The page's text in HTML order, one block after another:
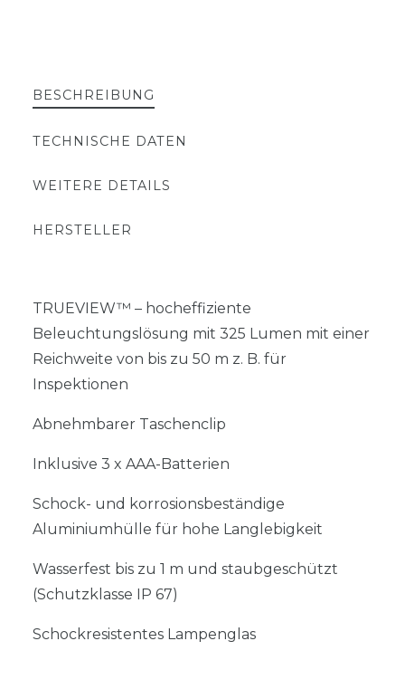
BESCHREIBUNG
TECHNISCHE DATEN
WEITERE DETAILS
HERSTELLER
TRUEVIEW™ – hocheffiziente
Beleuchtungslösung mit 325 Lumen mit einer
Reichweite von bis zu 50 m z. B. für
Inspektionen
Abnehmbarer Taschenclip
Inklusive 3 x AAA-Batterien
Schock- und korrosionsbeständige
Aluminiumhülle für hohe Langlebigkeit
Wasserfest bis zu 1 m und staubgeschützt
(Schutzklasse IP 67)
Schockresistentes Lampenglas